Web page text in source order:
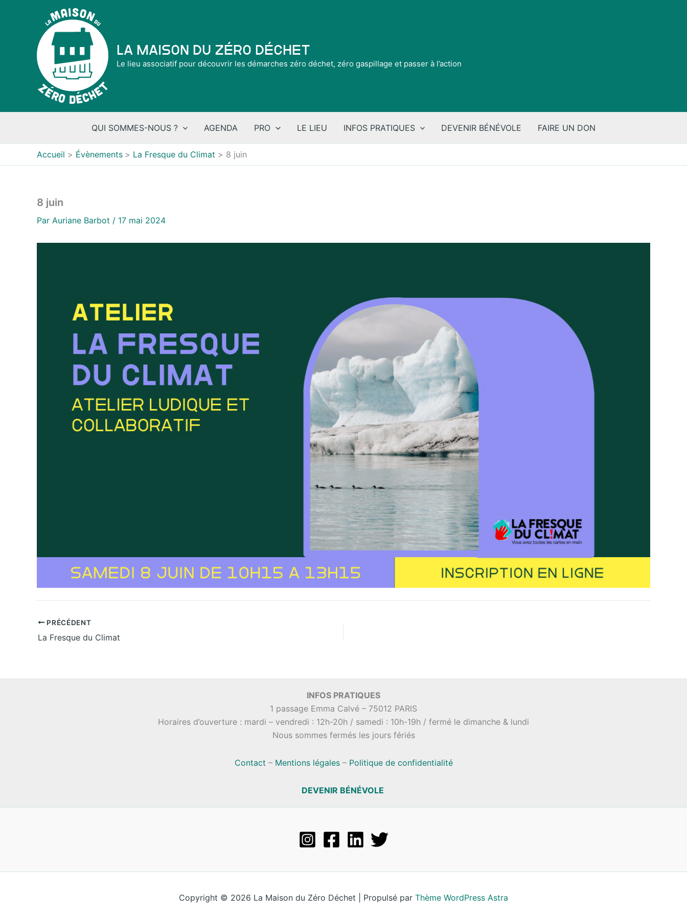
La Maison du Zéro Déchet
Le lieu associatif pour découvrir les démarches zéro déchet, zéro gaspillage et passer à l’action
QUI SOMMES-NOUS ? AGENDA PRO LE LIEU INFOS PRATIQUES DEVENIR BÉNÉVOLE FAIRE UN DON
Accueil Évènements La Fresque du Climat 8 juin
8 juin
Par Auriane Barbot / 17 mai 2024
PRÉCÉDENT
La Fresque du Climat
INFOS PRATIQUES
1 passage Emma Calvé – 75012 PARIS
Horaires d’ouverture : mardi – vendredi : 12h-20h / samedi : 10h-19h / fermé le dimanche & lundi
Nous sommes fermés les jours fériés
Contact – Mentions légales– Politique de confidentialité
DEVENIR BÉNÉVOLE
Copyright © 2026 La Maison du Zéro Déchet | Propulsé par Thème WordPress Astra